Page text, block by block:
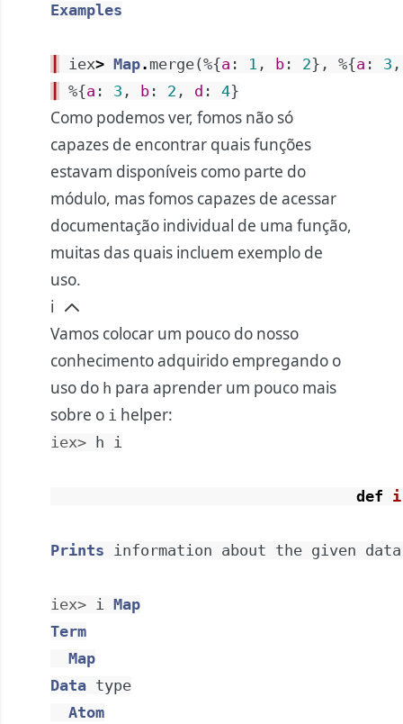
Examples
iex> Map. merge(%{a : 1 , b : 2} , %{a : 3 ,
%{a : 3 , b : 2 , d : 4}
Como podemos ver, fomos não só
capazes de encontrar quais funções
estavam disponíveis como parte do
módulo, mas fomos capazes de acessar
documentação individual de uma função,
muitas das quais incluem exemplo de
uso.
i
Vamos colocar um pouco do nosso
conhecimento adquirido empregando o
uso do h para aprender um pouco mais
sobre o i helper:
iex> h i
def i
Prints information about the given data
iex> i Map
Term
Map
Data type
Atom